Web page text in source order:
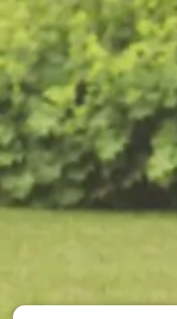
Bent u op zoek naar
in Vaassen? Van
hoveniersbedrijf voor
en tuinrenovatie in
Of u nu een compleet
bestaande tuin wilt
hoveniers maken van
verzorgde droomtuin.
Contact